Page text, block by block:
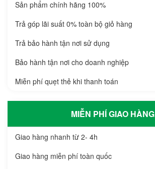
Sản phẩm chính hãng 100%
Trả góp lãi suất 0% toàn bộ giỏ hàng
Trả bảo hành tận nơi sử dụng
Bảo hành tận nơi cho doanh nghiệp
Miễn phí quẹt thẻ khi thanh toán
MIỄN PHÍ GIAO HÀNG
Giao hàng nhanh từ 2- 4h
Giao hàng miễn phí toàn quốc